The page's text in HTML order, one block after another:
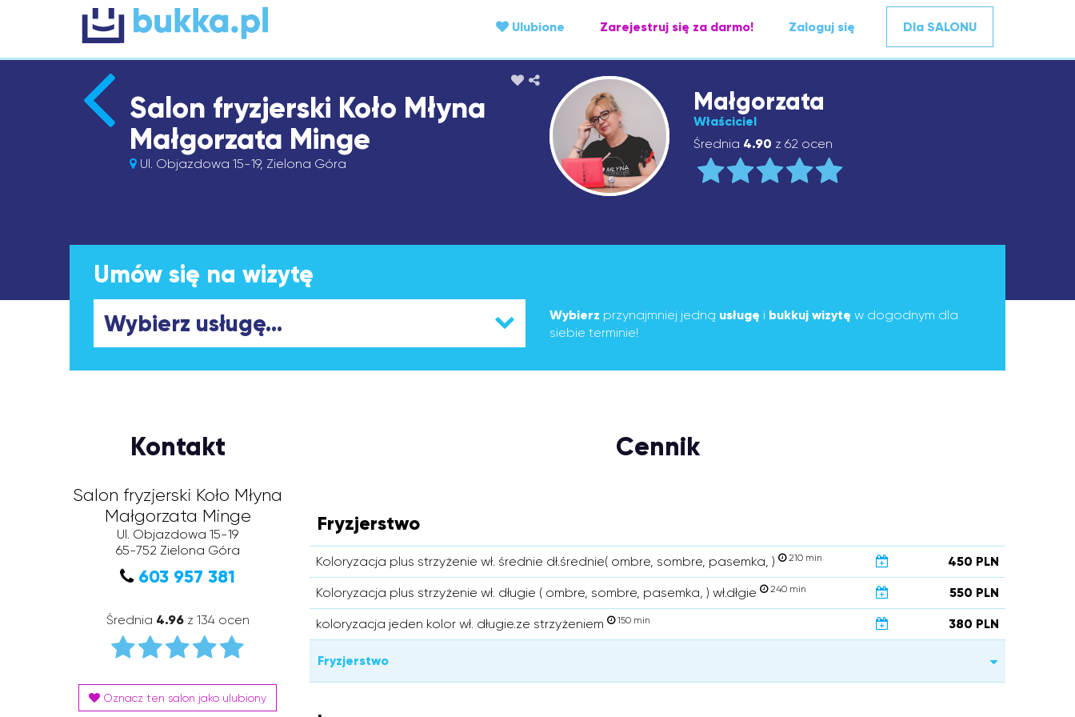
Ulubione Zarejestruj się za darmo! Zaloguj się Dla SALONU
Salon fryzjerski Koło Młyna
Małgorzata Minge
Ul. Objazdowa 15-19, Zielona Góra
Małgorzata
Właściciel
Średnia 4.90 z 62 ocen
Umów się na wizytę
Wybierz przynajmniej jedną usługę i bukkuj wizytę w dogodnym dla
siebie terminie!
Kontakt
Salon fryzjerski Koło Młyna
Małgorzata Minge
Ul. Objazdowa 15-19
65-752 Zielona Góra
603 957 381
Średnia 4.96z 134 ocen
Oznacz ten salon jako ulubiony
Cennik
Fryzjerstwo
Koloryzacja plus strzyżenie wł. średnie dł.średnie( ombre, sombre, pasemka, ) 210 min 450 PLN
Koloryzacja plus strzyżenie wł. długie ( ombre, sombre, pasemka, ) wł.dłgie 240 min 550 PLN
koloryzacja jeden kolor wł. długie.ze strzyżeniem 150 min 380 PLN
Fryzjerstwo